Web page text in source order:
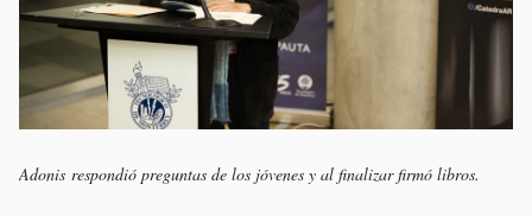
Adonis respondió preguntas de los jóvenes y al finalizar firmó libros.